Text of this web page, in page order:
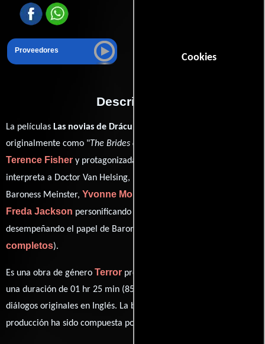
Cookies
Proveedores
Descripción
La películas Las novias de Drácula
originalmente como "The Brides of Dracula
Terence Fisher y protagonizada por
interpreta a Doctor Van Helsing,
Baroness Meinster, Yvonne Monlaur
Freda Jackson personificando a Greta y
desempeñando el papel de Baron Meinster (
completos).
Es una obra de género Terror producida en Reino Unido. Con
una duración de 01 hr 25 min (85 minutos), esta película tiene
diálogos originales en Inglés. La banda sonora para esta
producción ha sido compuesta por